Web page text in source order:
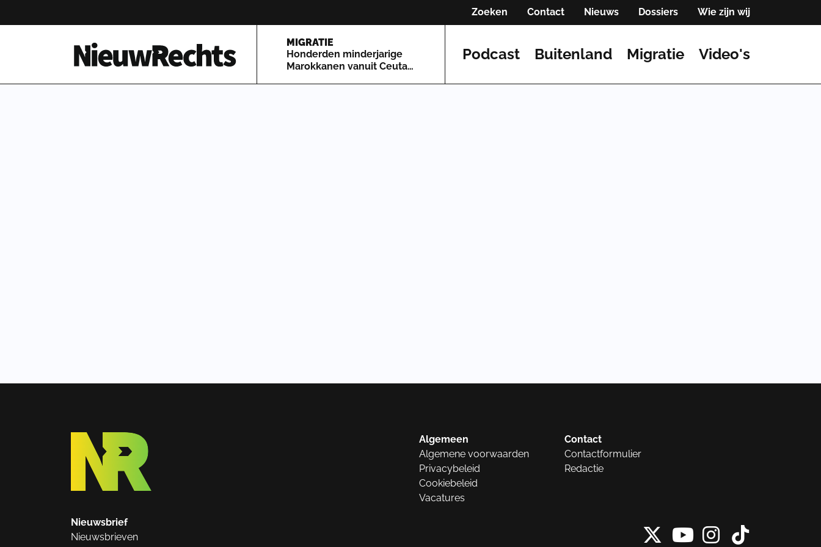
Zoeken Contact Nieuws Dossiers Wie zijn wij
Homepage van NieuwRechts
MIGRATIE
Honderden minderjarige
Marokkanen vanuit Ceuta
Podcast Buitenland Migratie Video's
Algemeen
Algemene voorwaarden
Privacybeleid
Cookiebeleid
Vacatures
Contact
Contactformulier
Redactie
Nieuwsbrief
Nieuwsbrieven
X vanInstagram
Tiktok